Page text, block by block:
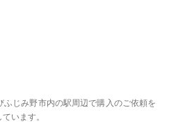
じみ野市内の駅周辺で購入のご依頼を
います。